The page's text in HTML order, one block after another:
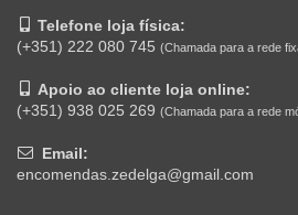
Telefone loja física:
(+351) 222 080 745 (Chamada para a rede
Apoio ao cliente loja online:
(+351) 938 025 269 (Chamada para a rede
Email:
encomendas.zedelga@gmail.com